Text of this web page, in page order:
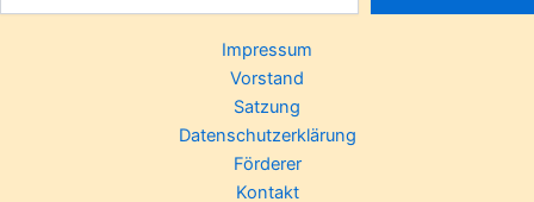
Impressum
Vorstand
Satzung
Datenschutzerklärung
Förderer
Kontakt